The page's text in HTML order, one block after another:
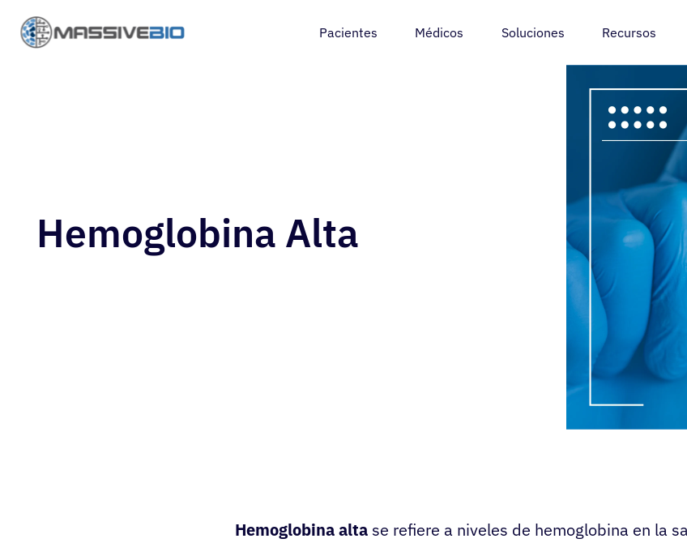
Pacientes Médicos Soluciones Recursos
Hemoglobina Alta
Hemoglobina alta se refiere a niveles de hemoglobina en la